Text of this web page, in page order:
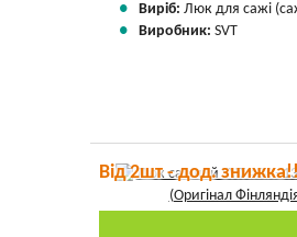
Виріб: Люк для сажі
Виробник: SVT
Від 2шт - дод.